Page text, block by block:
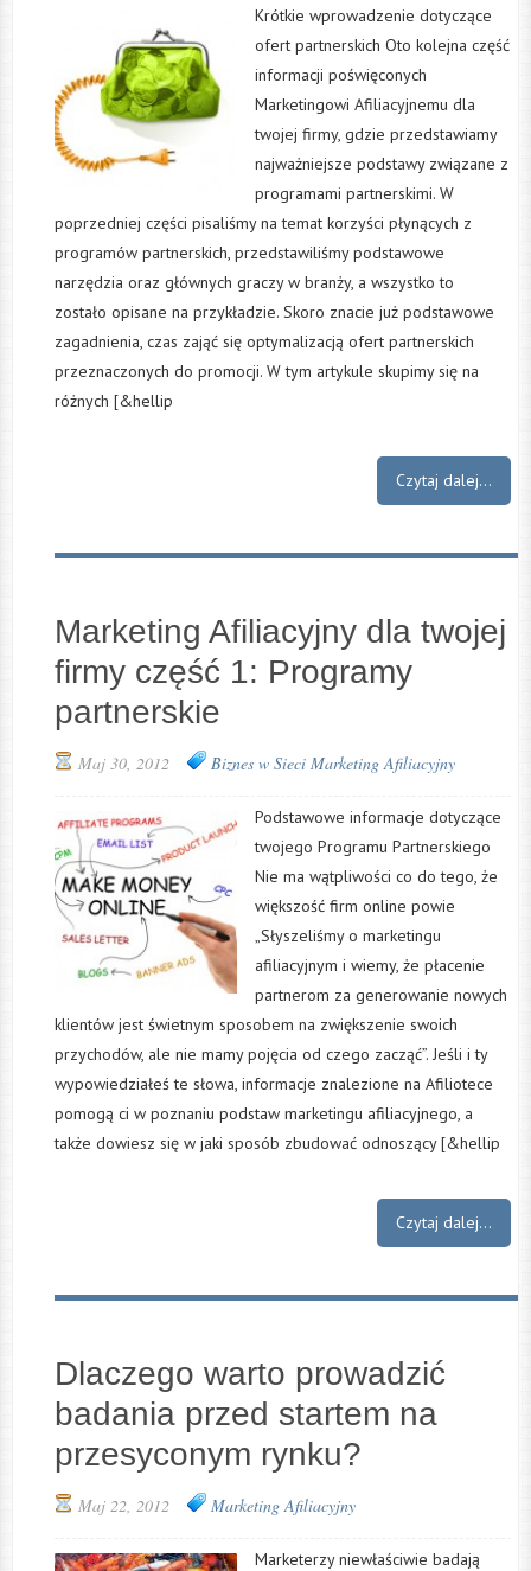
Krótkie wprowadzenie dotyczące
ofert partnerskich Oto kolejna część
informacji poświęconych
Marketingowi Afiliacyjnemu dla
twojej firmy, gdzie przedstawiamy
najważniejsze podstawy związane z
programami partnerskimi. W
poprzedniej części pisaliśmy na temat korzyści płynących z
programów partnerskich, przedstawiliśmy podstawowe
narzędzia oraz głównych graczy w branży, a wszystko to
zostało opisane na przykładzie. Skoro znacie już podstawowe
zagadnienia, czas zająć się optymalizacją ofert partnerskich
przeznaczonych do promocji. W tym artykule skupimy się na
różnych [&hellip
Czytaj dalej...
Marketing Afiliacyjny dla twojej
firmy część 1: Programy
partnerskie
Maj 30, 2012 Biznes w Sieci Marketing Afiliacyjny
Podstawowe informacje dotyczące
twojego Programu Partnerskiego
Nie ma wątpliwości co do tego, że
większość firm online powie
„Słyszeliśmy o marketingu
afiliacyjnym i wiemy, że płacenie
partnerom za generowanie nowych
klientów jest świetnym sposobem na zwiększenie swoich
przychodów, ale nie mamy pojęcia od czego zacząć”. Jeśli i ty
wypowiedziałeś te słowa, informacje znalezione na Afiliotece
pomogą ci w poznaniu podstaw marketingu afiliacyjnego, a
także dowiesz się w jaki sposób zbudować odnoszący [&hellip
Czytaj dalej...
Dlaczego warto prowadzić
badania przed startem na
przesyconym rynku?
Maj 22, 2012 Marketing Afiliacyjny
Marketerzy niewłaściwie badają